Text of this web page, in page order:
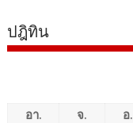
ปฎิทิน
อา. จ. อ.